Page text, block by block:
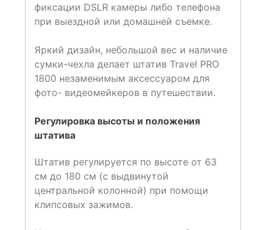
фиксации DSLR камеры либо телефона
при выездной или домашней съемке.
Яркий дизайн, небольшой вес и наличие
сумки-чехла делает штатив Travel PRO
1800 незаменимым аксессуаром для
фото- видеомейкеров в путешествии.
Регулировка высоты и положения
штатива
Штатив регулируется по высоте от 63
см до 180 см (с выдвинутой
центральной колонной) при помощи
клипсовых зажимов.